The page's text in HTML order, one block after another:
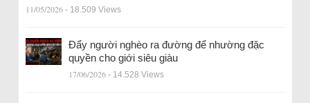
11/05/2026 - 18.509 Views
Đẩy người nghèo ra đường để nhường đặc
quyền cho giới siêu giàu
17/06/2026 - 14.528 Views